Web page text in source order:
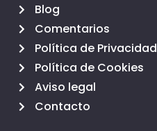
Blog
Comentarios
Política de Privacidad
Política de Cookies
Aviso legal
Contacto